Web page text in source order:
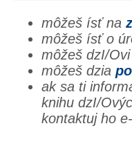
môžeš ísť na
môžeš ísť o
môžeš dzI/Ovi
môžeš dzia
ak sa ti
knihu dzI/
kontaktuj ho